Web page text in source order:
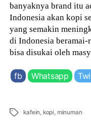
banyaknya brand itu
Indonesia akan kopi
yang semakin
di Indonesia beramai-
bisa disukai oleh
fb Whatsapp
Tags kafein, kopi, minuman